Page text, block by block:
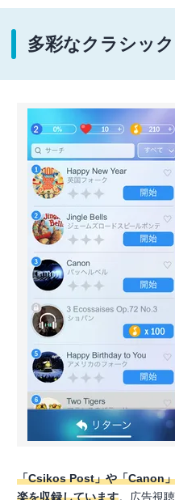
多彩なクラシッ
「Csikos Post」や「Canon
楽を収録しています。広告視